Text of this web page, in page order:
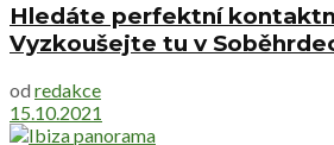
Hledáte perfektní
Vyzkoušejte tu v
od redakce
15.10.2021